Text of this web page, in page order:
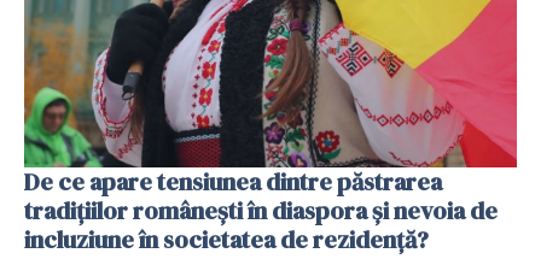
De ce apare tensiunea dintre păstrarea
tradițiilor românești în diaspora și nevoia de
incluziune în societatea de rezidență?